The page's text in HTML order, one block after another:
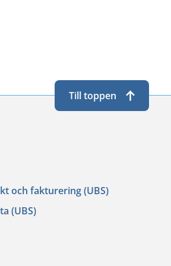
och fakturering (UBS)
(UBS)
Till toppen